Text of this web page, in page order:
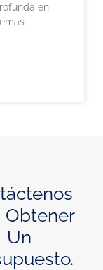
en
Obtener
Un